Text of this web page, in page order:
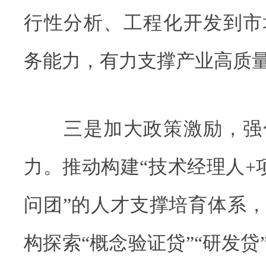
行性分析、工程化开发到
务能力，有力支撑产业高质
三是加大政策激励，强
力。推动构建“技术经理人+
问团”的人才支撑培育体系
构探索“概念验证贷”“研发